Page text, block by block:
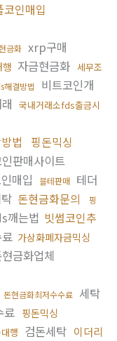
코인매입
금화 xrp구매
자금현금화 세무조
해결방법
비트코인개
국내거래소fds출금시
법 핑돈믹싱
판매사이트
매입 블테판매 테더
돈현금화문의
핑
깨는법 빗썸코인추
가상화폐자금믹싱
금화업체
돈현금화최저수수료 세탁
료 핑돈믹싱
행 검돈세탁 이더리